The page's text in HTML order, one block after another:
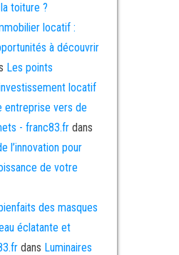
toiture ?
locatif :
à découvrir
Les points
locatif
entreprise vers de
- franc83.frdans
l’innovation pour
de votre
des masques
éclatante et
dans Luminaires